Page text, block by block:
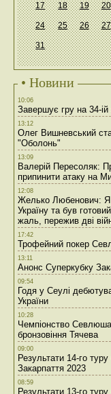
17 18 19 20
24 25 26 27
31
• Новини
10:06
Завершує гру на 34-ій
13:12
Олег Вишневський
"Оболонь"
13:09
Валерій Пересоляк:
припинити атаку на
12:08
Желько Любенович: Я
Україну та був
жаль, пережив дві
17:42
Трофейний покер
13:11
Анонс Суперкубку
09:54
Годя у Сеулі
України
10:28
Чемпіонство
бронзовіння Тячева
09:00
Результати 14-го
Закарпаття 2023
08:59
Результати 13-го